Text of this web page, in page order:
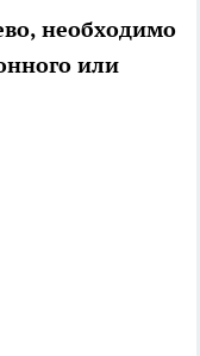
необходимо
или